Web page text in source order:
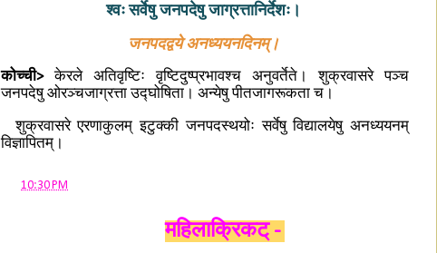
श्वः सर्वेषु जनपदेषु जाग्रत्तानिर्देशः।
जनपदद्वये अनध्ययनदिनम्।
कोच्ची>केरले अतिवृष्टिः वृष्टिदुष्प्रभावश्च अनुवर्तेते। शुक्रवासरे पञ्च
जनपदेषु ओरञ्चजाग्रत्ता उद्घोषिता। अन्येषु पीतजागरूकता च।
शुक्रवासरे एरणाकुलम् इटुक्की जनपदस्थयोः सर्वेषु विद्यालयेषु अनध्ययनम्
विज्ञापितम्।
10:30 PM
महिलाक्रिकट् -